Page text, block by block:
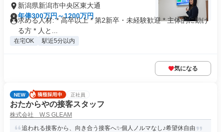
新潟県新潟市中央区東大通
年俸300万円～1200万円
求める人材: * 高卒以上 * 第2新卒・未経験歓迎 * 主体的に動け
る方 * 人と...
在宅OK 駅近5分以内
気になる
NEW 正社員
おたからやの接客スタッフ
株式会社 W.S GLEAM
追われる接客から、向き合う接客へ✨個人ノルマなし♪希望休自由